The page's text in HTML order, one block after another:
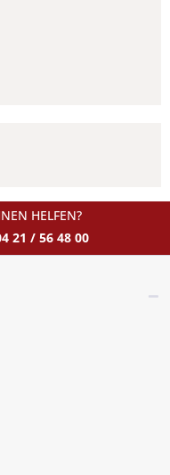
HELFEN?
21 / 56 48 00